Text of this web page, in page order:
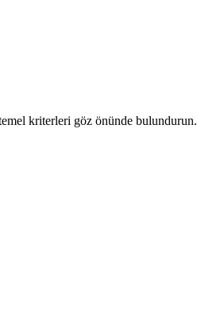
kriterleri göz önünde bulundurun.